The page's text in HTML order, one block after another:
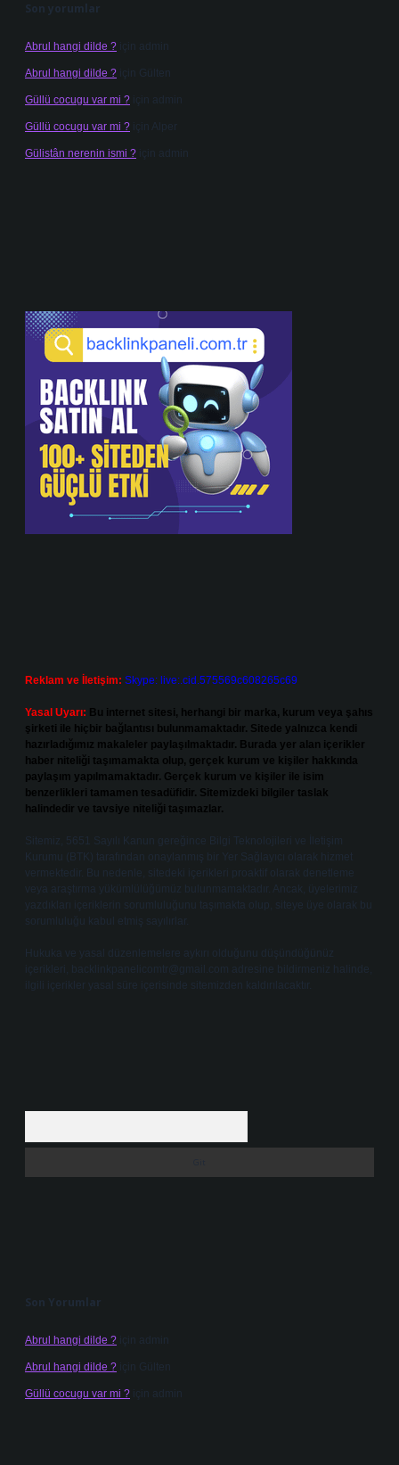
Son yorumlar
Abrul hangi dilde ? için admin
Abrul hangi dilde ? için Gülten
Güllü cocugu var mi ? için admin
Güllü cocugu var mi ? için Alper
Gülistân nerenin ismi ? için admin
Reklam ve İletişim: Skype: live:.cid.575569c608265c69
Yasal Uyarı: Bu internet sitesi, herhangi bir marka, kurum veya şahıs
şirketi ile hiçbir bağlantısı bulunmamaktadır. Sitede yalnızca kendi
hazırladığımız makaleler paylaşılmaktadır. Burada yer alan içerikler
haber niteliği taşımamakta olup, gerçek kurum ve kişiler hakkında
paylaşım yapılmamaktadır. Gerçek kurum ve kişiler ile isim
benzerlikleri tamamen tesadüfidir. Sitemizdeki bilgiler taslak
halindedir ve tavsiye niteliği taşımazlar.
Sitemiz, 5651 Sayılı Kanun gereğince Bilgi Teknolojileri ve İletişim
Kurumu (BTK) tarafından onaylanmış bir Yer Sağlayıcı olarak hizmet
vermektedir. Bu nedenle, sitedeki içerikleri proaktif olarak denetleme
veya araştırma yükümlülüğümüz bulunmamaktadır. Ancak, üyelerimiz
yazdıkları içeriklerin sorumluluğunu taşımakta olup, siteye üye olarak bu
sorumluluğu kabul etmiş sayılırlar.
Hukuka ve yasal düzenlemelere aykırı olduğunu düşündüğünüz
içerikleri,
backlinkpanelicomtr@gmail.com adresine bildirmeniz halinde,
ilgili içerikler yasal süre içerisinde sitemizden kaldırılacaktır.
Son Yorumlar
Abrul hangi dilde ? için admin
Abrul hangi dilde ? için Gülten
Güllü cocugu var mi ? için admin